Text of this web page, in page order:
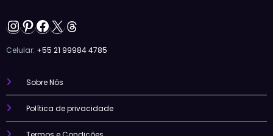
Instagram
Pinterest
Facebook
X Threads
Celular: +55 21 99984 4785
Sobre Nós
Política de privacidade